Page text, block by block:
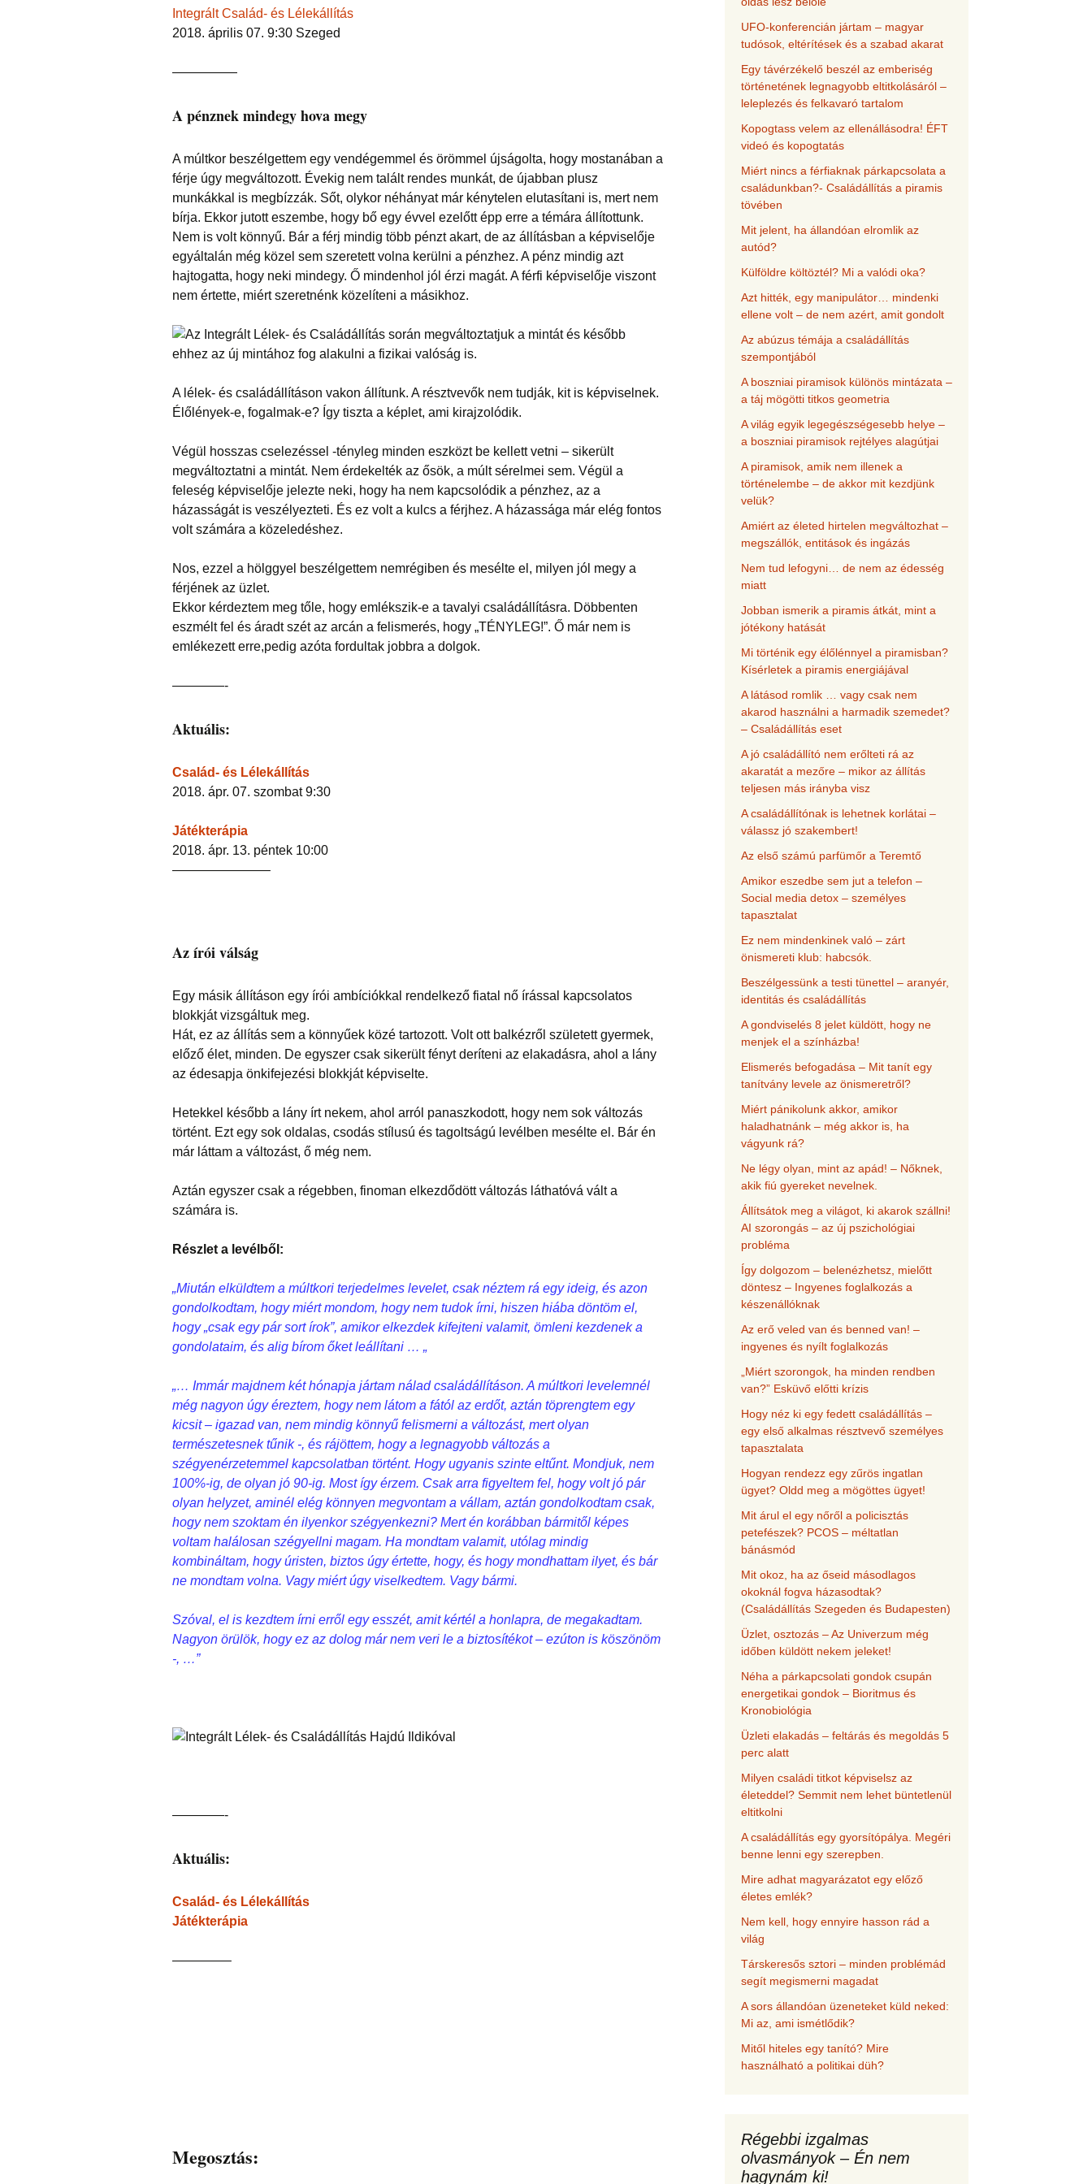
Integrált Család- és Lélekállítás
2018. április 07. 9:30 Szeged
—————
A pénznek mindegy hova megy
A múltkor beszélgettem egy vendégemmel és örömmel újságolta, hogy mostanában a
férje úgy megváltozott. Évekig nem talált rendes munkát, de újabban plusz
munkákkal is megbízzák. Sőt, olykor néhányat már kénytelen elutasítani is, mert nem
bírja. Ekkor jutott eszembe, hogy bő egy évvel ezelőtt épp erre a témára állítottunk.
Nem is volt könnyű. Bár a férj mindig több pénzt akart, de az állításban a képviselője
egyáltalán még közel sem szeretett volna kerülni a pénzhez. A pénz mindig azt
hajtogatta, hogy neki mindegy. Ő mindenhol jól érzi magát. A férfi képviselője viszont
nem értette, miért szeretnénk közelíteni a másikhoz.
A lélek- és családállításon vakon állítunk. A résztvevők nem tudják, kit is képviselnek.
Élőlények-e, fogalmak-e? Így tiszta a képlet, ami kirajzolódik.
Végül hosszas cselezéssel -tényleg minden eszközt be kellett vetni – sikerült
megváltoztatni a mintát. Nem érdekelték az ősök, a múlt sérelmei sem. Végül a
feleség képviselője jelezte neki, hogy ha nem kapcsolódik a pénzhez, az a
házasságát is veszélyezteti. És ez volt a kulcs a férjhez. A házassága már elég fontos
volt számára a közeledéshez.
Nos, ezzel a hölggyel beszélgettem nemrégiben és mesélte el, milyen jól megy a
férjének az üzlet.
Ekkor kérdeztem meg tőle, hogy emlékszik-e a tavalyi családállításra. Döbbenten
eszmélt fel és áradt szét az arcán a felismerés, hogy „TÉNYLEG!”. Ő már nem is
emlékezett erre,pedig azóta fordultak jobbra a dolgok.
————-
Aktuális:
Család- és Lélekállítás
2018. ápr. 07. szombat 9:30
Játékterápia
2018. ápr. 13. péntek 10:00
———————–
Az írói válság
Egy másik állításon egy írói ambíciókkal rendelkező fiatal nő írással kapcsolatos
blokkját vizsgáltuk meg.
Hát, ez az állítás sem a könnyűek közé tartozott. Volt ott balkézről született gyermek,
előző élet, minden. De egyszer csak sikerült fényt deríteni az elakadásra, ahol a lány
az édesapja önkifejezési blokkját képviselte.
Hetekkel később a lány írt nekem, ahol arról panaszkodott, hogy nem sok változás
történt. Ezt egy sok oldalas, csodás stílusú és tagoltságú levélben mesélte el. Bár én
már láttam a változást, ő még nem.
Aztán egyszer csak a régebben, finoman elkezdődött változás láthatóvá vált a
számára is.
Részlet a levélből:
„Miután elküldtem a múltkori terjedelmes levelet, csak néztem rá egy ideig, és azon
gondolkodtam, hogy miért mondom, hogy nem tudok írni, hiszen hiába döntöm el,
hogy „csak egy pár sort írok”, amikor elkezdek kifejteni valamit, ömleni kezdenek a
gondolataim, és alig bírom őket leállítani … „
„… Immár majdnem két hónapja jártam nálad családállításon. A múltkori levelemnél
még nagyon úgy éreztem, hogy nem látom a fától az erdőt, aztán töprengtem egy
kicsit – igazad van, nem mindig könnyű felismerni a változást, mert olyan
természetesnek tűnik -, és rájöttem, hogy a legnagyobb változás a
szégyenérzetemmel kapcsolatban történt. Hogy ugyanis szinte eltűnt. Mondjuk, nem
100%-ig, de olyan jó 90-ig. Most így érzem. Csak arra figyeltem fel, hogy volt jó pár
olyan helyzet, aminél elég könnyen megvontam a vállam, aztán gondolkodtam csak,
hogy nem szoktam én ilyenkor szégyenkezni? Mert én korábban bármitől képes
voltam halálosan szégyellni magam. Ha mondtam valamit, utólag mindig
kombináltam, hogy úristen, biztos úgy értette, hogy, és hogy mondhattam ilyet, és bár
ne mondtam volna. Vagy miért úgy viselkedtem. Vagy bármi.
Szóval, el is kezdtem írni erről egy esszét, amit kértél a honlapra, de megakadtam.
Nagyon örülök, hogy ez az dolog már nem veri le a biztosítékot – ezúton is köszönöm
-, …”
————-
Aktuális:
Család- és Lélekállítás
Játékterápia
————–
Megosztás:
UFO-konferencián jártam – magyar
tudósok, eltérítések és a szabad akarat
Egy távérzékelő beszél az emberiség
történetének legnagyobb eltitkolásáról –
leleplezés és felkavaró tartalom
Kopogtass velem az ellenállásodra! ÉFT
videó és kopogtatás
Miért nincs a férfiaknak párkapcsolata a
családunkban?- Családállítás a piramis
tövében
Mit jelent, ha állandóan elromlik az
autód?
Külföldre költöztél? Mi a valódi oka?
Azt hitték, egy manipulátor… mindenki
ellene volt – de nem azért, amit gondolt
Az abúzus témája a családállítás
szempontjából
A boszniai piramisok különös mintázata –
a táj mögötti titkos geometria
A világ egyik legegészségesebb helye –
a boszniai piramisok rejtélyes alagútjai
A piramisok, amik nem illenek a
történelembe – de akkor mit kezdjünk
velük?
Amiért az életed hirtelen megváltozhat –
megszállók, entitások és ingázás
Nem tud lefogyni… de nem az édesség
miatt
Jobban ismerik a piramis átkát, mint a
jótékony hatását
Mi történik egy élőlénnyel a piramisban?
Kísérletek a piramis energiájával
A látásod romlik … vagy csak nem
akarod használni a harmadik szemedet?
– Családállítás eset
A jó családállító nem erőlteti rá az
akaratát a mezőre – mikor az állítás
teljesen más irányba visz
A családállítónak is lehetnek korlátai –
válassz jó szakembert!
Az első számú parfümőr a Teremtő
Amikor eszedbe sem jut a telefon –
Social media detox – személyes
tapasztalat
Ez nem mindenkinek való – zárt
önismereti klub: habcsók.
Beszélgessünk a testi tünettel – aranyér,
identitás és családállítás
A gondviselés 8 jelet küldött, hogy ne
menjek el a színházba!
Elismerés befogadása – Mit tanít egy
tanítvány levele az önismeretről?
Miért pánikolunk akkor, amikor
haladhatnánk – még akkor is, ha
vágyunk rá?
Ne légy olyan, mint az apád! – Nőknek,
akik fiú gyereket nevelnek.
Állítsátok meg a világot, ki akarok szállni!
AI szorongás – az új pszichológiai
probléma
Így dolgozom – belenézhetsz, mielőtt
döntesz – Ingyenes foglalkozás a
készenállóknak
Az erő veled van és benned van! –
ingyenes és nyílt foglalkozás
„Miért szorongok, ha minden rendben
van?” Esküvő előtti krízis
Hogy néz ki egy fedett családállítás –
egy első alkalmas résztvevő személyes
tapasztalata
Hogyan rendezz egy zűrös ingatlan
ügyet? Oldd meg a mögöttes ügyet!
Mit árul el egy nőről a policisztás
petefészek? PCOS – méltatlan
bánásmód
Mit okoz, ha az őseid másodlagos
okoknál fogva házasodtak?
(Családállítás Szegeden és Budapesten)
Üzlet, osztozás – Az Univerzum még
időben küldött nekem jeleket!
Néha a párkapcsolati gondok csupán
energetikai gondok – Bioritmus és
Kronobiológia
Üzleti elakadás – feltárás és megoldás 5
perc alatt
Milyen családi titkot képviselsz az
életeddel? Semmit nem lehet büntetlenül
eltitkolni
A családállítás egy gyorsítópálya. Megéri
benne lenni egy szerepben.
Mire adhat magyarázatot egy előző
életes emlék?
Nem kell, hogy ennyire hasson rád a
világ
Társkeresős sztori – minden problémád
segít megismerni magadat
A sors állandóan üzeneteket küld neked:
Mi az, ami ismétlődik?
Mitől hiteles egy tanító? Mire
használható a politikai düh?
Régebbi izgalmas
olvasmányok – Én nem
hagynám ki!